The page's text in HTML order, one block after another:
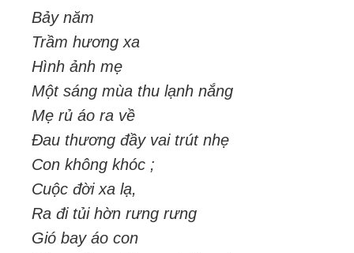
Bảy năm
Trầm hương xa
Hình ảnh mẹ
Một sáng mùa thu lạnh nắng
Mẹ rủ áo ra về
Đau thương đầy vai trút nhẹ
Con không khóc ;
Cuộc đời xa lạ,
Ra đi tủi hờn rưng rưng
Gió bay áo con